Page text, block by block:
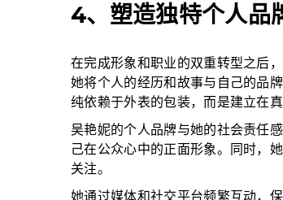
4、塑造独特个人品
在完成形象和职业的双重转型之后
她将个人的经历和故事与自己的品
纯依赖于外表的包装，而是建立在
吴艳妮的个人品牌与她的社会责任
己在公众心中的正面形象。同时，
关注。